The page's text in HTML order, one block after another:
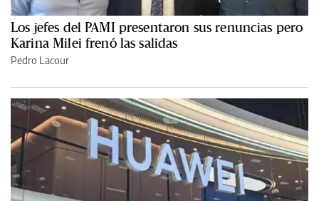
Los jefes del PAMI presentaron sus renuncias pero
Karina Milei frenó las salidas
Pedro Lacour